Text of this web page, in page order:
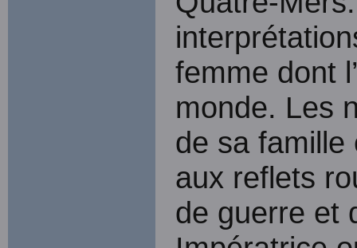
femme dont
monde. Les
de sa famille
aux reflets
de guerre et